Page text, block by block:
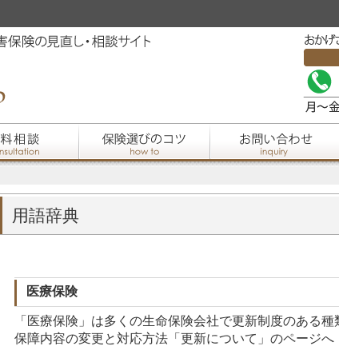
用語辞典
医療保険
「医療保険」は多くの生命保険会社で更新制度のある種
保障内容の変更と対応方法「更新について」のページへ